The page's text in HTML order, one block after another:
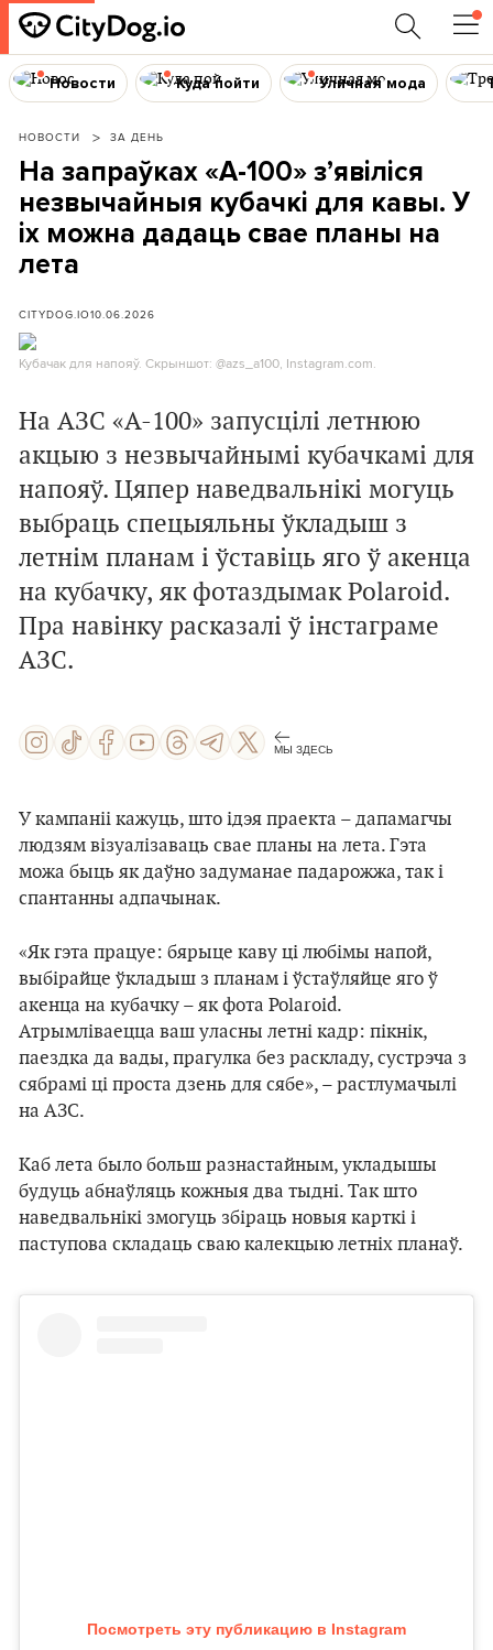
Новости Куда пойти Уличная мода
НОВОСТИ ЗА ДЕНЬ
На запраўках «А-100» з’явіліся
незвычайныя кубачкі для кавы. У
іх можна дадаць свае планы на
лета
CITYDOG.IO10.06.2026
Кубачак для напояў. Скрыншот: @azs_a100, Instagram.com.
На АЗС «А-100» запусцілі летнюю
акцыю з незвычайнымі кубачкамі для
напояў. Цяпер наведвальнікі могуць
выбраць спецыяльны ўкладыш з
летнім планам і ўставіць яго ў акенца
на кубачку, як фотаздымак Polaroid.
Пра навінку расказалі ў інстаграме
АЗС.
МЫ ЗДЕСЬ
У кампаніі кажуць, што ідэя праекта – дапамагчы
людзям візуалізаваць свае планы на лета. Гэта
можа быць як даўно задуманае падарожжа, так і
спантанны адпачынак.
«Як гэта працуе: бярыце каву ці любімы напой,
выбірайце ўкладыш з планам і ўстаўляйце яго ў
акенца на кубачку – як фота Polaroid.
Атрымліваецца ваш уласны летні кадр: пікнік,
паездка да вады, прагулка без раскладу, сустрэча з
сябрамі ці проста дзень для сябе», – растлумачылі
на АЗС.
Каб лета было больш разнастайным, укладышы
будуць абнаўляць кожныя два тыдні. Так што
наведвальнікі змогуць збіраць новыя карткі і
паступова складаць сваю калекцыю летніх планаў.
Посмотреть эту публикацию в Instagram